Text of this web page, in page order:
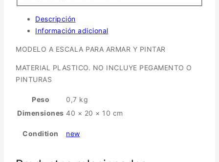
Descripción
Información adicional
MODELO A ESCALA PARA ARMAR Y PINTAR
MATERIAL PLASTICO. NO INCLUYE PEGAMENTO O
PINTURAS
Peso
0,7 kg
Dimensiones 40 × 20 × 10 cm
Condition new